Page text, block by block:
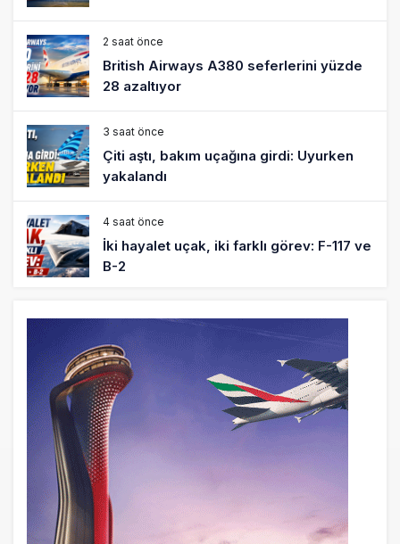
2 saat önce
British Airways A380 seferlerini yüzde
28 azaltıyor
3 saat önce
Çiti aştı, bakım uçağına girdi: Uyurken
yakalandı
4 saat önce
İki hayalet uçak, iki farklı görev: F-117 ve
B-2
THY ve Pegasus Dünyanın En Değerli
Havayolları Arasında
6 saat önce
Fly Baghdad ABD yaptırım listesinden
çıkarıldı
7 saat önce
Elektrikli uçaklar Avrupa’da kısa rotalara
hazırlanıyor